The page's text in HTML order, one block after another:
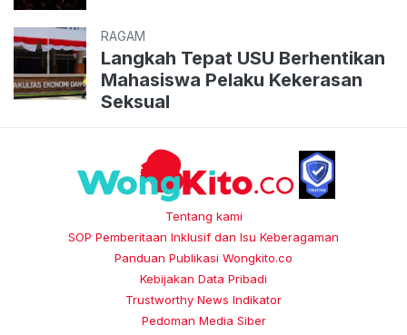
RAGAM
Langkah Tepat USU Berhentikan
Mahasiswa Pelaku Kekerasan
Seksual
Tentang kami
SOP Pemberitaan Inklusif dan Isu Keberagaman
Panduan Publikasi Wongkito.co
Kebijakan Data Pribadi
Trustworthy News Indikator
Pedoman Media Siber